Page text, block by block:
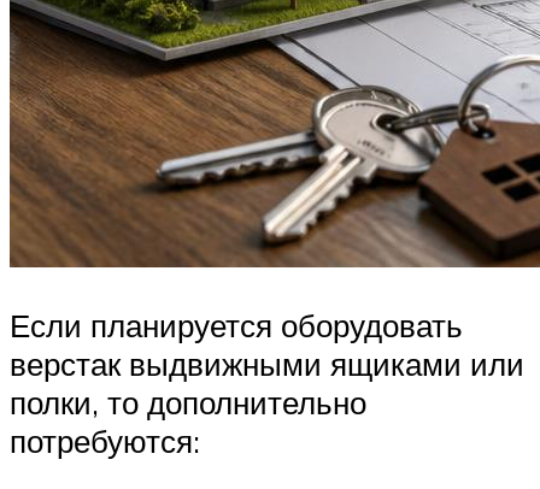
Если планируется оборудовать
верстак выдвижными ящиками или
полки, то дополнительно
потребуются: